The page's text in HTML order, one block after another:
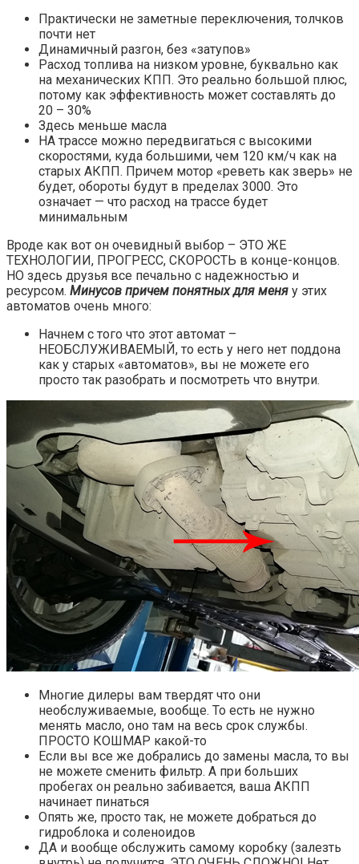
Практически не заметные переключения, толчков
почти нет
Динамичный разгон, без «затупов»
Расход топлива на низком уровне, буквально как
на механических КПП. Это реально большой плюс,
потому как эффективность может составлять до
20 – 30%
Здесь меньше масла
НА трассе можно передвигаться с высокими
скоростями, куда большими, чем 120 км/ч как на
старых АКПП. Причем мотор «реветь как зверь» не
будет, обороты будут в пределах 3000. Это
означает — что расход на трассе будет
минимальным
Вроде как вот он очевидный выбор – ЭТО ЖЕ
ТЕХНОЛОГИИ, ПРОГРЕСС, СКОРОСТЬ в конце-концов.
НО здесь друзья все печально с надежностью и
ресурсом. Минусов причем понятных для меня у этих
автоматов очень много:
Начнем с того что этот автомат –
НЕОБСЛУЖИВАЕМЫЙ, то есть у него нет поддона
как у старых «автоматов», вы не можете его
просто так разобрать и посмотреть что внутри.
Многие дилеры вам твердят что они
необслуживаемые, вообще. То есть не нужно
менять масло, оно там на весь срок службы.
ПРОСТО КОШМАР какой-то
Если вы все же добрались до замены масла, то вы
не можете сменить фильтр. А при больших
пробегах он реально забивается, ваша АКПП
начинает пинаться
Опять же, просто так, не можете добраться до
гидроблока и соленоидов
ДА и вообще обслужить самому коробку (залезть